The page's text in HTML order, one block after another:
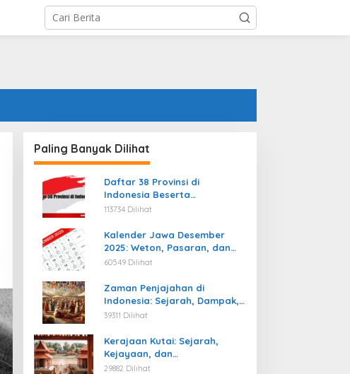
Paling Banyak Dilihat
Daftar 38 Provinsi di
Indonesia Beserta
Ibukotanya Terbaru
113734 Dilihat
Kalender Jawa Desember
2025: Weton, Pasaran, dan
Hari Baik
60549 Dilihat
Zaman Penjajahan di
Indonesia: Sejarah, Dampak,
dan Perjuangan Menuju
39311 Dilihat
Kerajaan Kutai: Sejarah,
Kejayaan, dan
Peninggalannya (Abad ke-4
29882 Dilihat